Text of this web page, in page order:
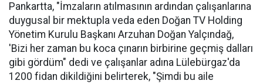
​Pankartta, "İmzaların atılmasının ardından çalışanlarına
duygusal bir mektupla veda eden Doğan TV Holding
Yönetim Kurulu Başkanı Arzuhan Doğan Yalçındağ,
'Bizi her zaman bu koca çınarın birbirine geçmiş dalları
gibi gördüm" dedi ve çalışanlar adına Lülebürgaz'da
1200 fidan dikildiğini belirterek, "Şimdi bu aile